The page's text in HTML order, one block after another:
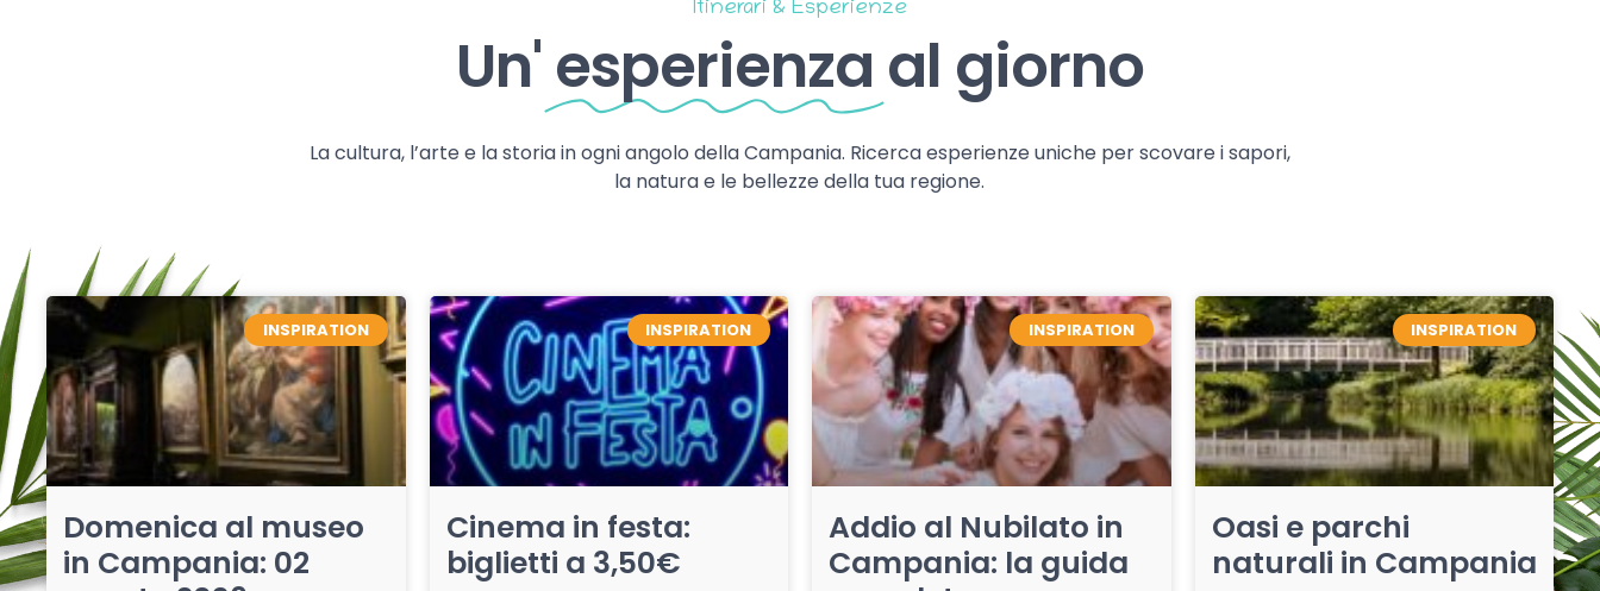
Itinerari & Esperienze
Un' esperienza al giorno
La cultura, l’arte e la storia in ogni angolo della Campania. Ricerca esperienze uniche per scovare i sapori,
la natura e le bellezze della tua regione.
INSPIRATION
Domenica al museo
in Campania: 02
INSPIRATION
Cinema in festa:
biglietti a 3,50€
INSPIRATION
Addio al Nubilato in
Campania: la guida
INSPIRATION
Oasi e parchi
naturali in Campania